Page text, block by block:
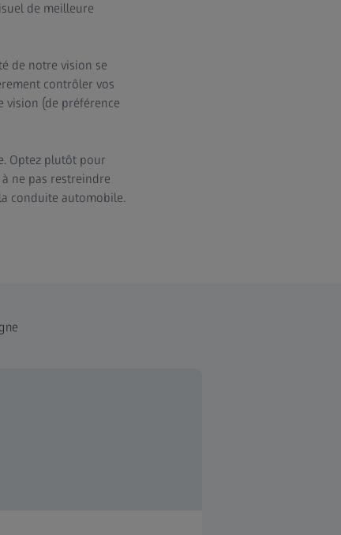
de meilleure
de notre vision se
contrôler vos
vision (de préférence
Optez plutôt pour
ne pas restreindre
conduite automobile.